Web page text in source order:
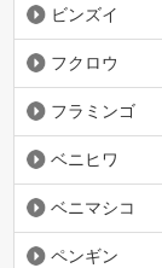
ビンズイ
フクロウ
フラミンゴ
ベニヒワ
ベニマシコ
ペンギン